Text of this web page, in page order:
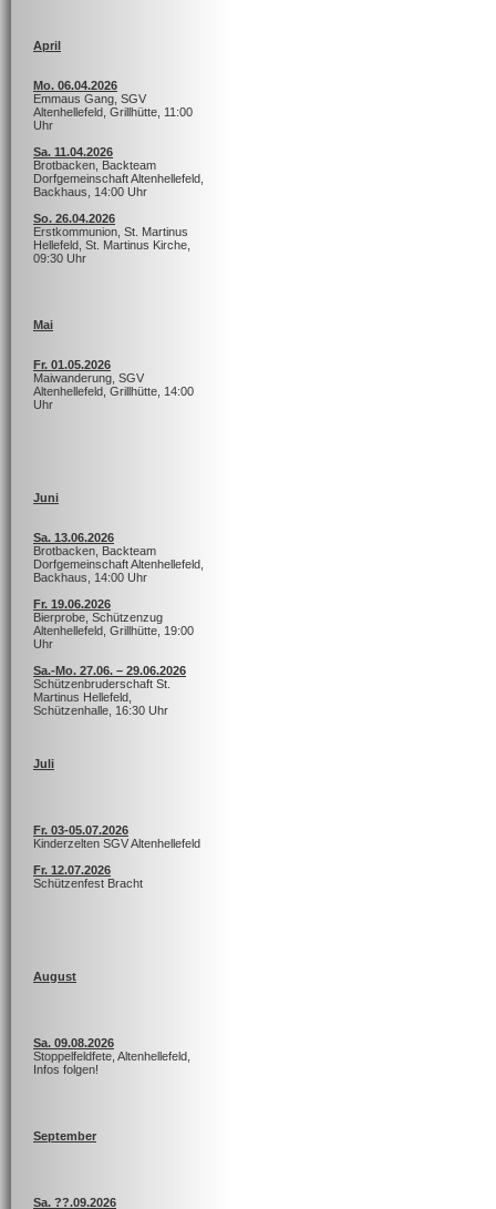
April
Mo. 06.04.2026
Emmaus Gang, SGV
Altenhellefeld, Grillhütte, 11:00
Uhr
Sa. 11.04.2026
Brotbacken, Backteam
Dorfgemeinschaft Altenhellefeld,
Backhaus, 14:00 Uhr
So. 26.04.2026
Erstkommunion, St. Martinus
Hellefeld, St. Martinus Kirche,
09:30 Uhr
Mai
Fr. 01.05.2026
Maiwanderung, SGV
Altenhellefeld, Grillhütte, 14:00
Uhr
Juni
Sa. 13.06.2026
Brotbacken, Backteam
Dorfgemeinschaft Altenhellefeld,
Backhaus, 14:00 Uhr
Fr. 19.06.2026
Bierprobe, Schützenzug
Altenhellefeld, Grillhütte, 19:00
Uhr
Sa.-Mo. 27.06. – 29.06.2026
Schützenbruderschaft St.
Martinus Hellefeld,
Schützenhalle, 16:30 Uhr
Juli
Fr. 03-05.07.2026
Kinderzelten SGV Altenhellefeld
Fr. 12.07.2026
Schützenfest Bracht
August
Sa. 09.08.2026
Stoppelfeldfete, Altenhellefeld,
Infos folgen!
September
Sa. ??.09.2026